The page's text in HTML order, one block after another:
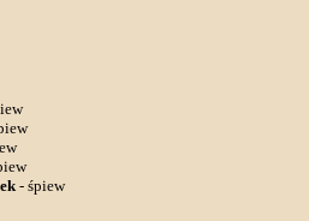
- śpiew